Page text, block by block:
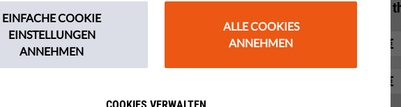
behauptete ein Publizist, die
habe sich gegen alle
durchgesetzt.
2 Select
10 €
35 €
EINFACHE COOKIE
EINSTELLUNGEN
ANNEHMEN
ALLE COOKIES
ANNEHMEN